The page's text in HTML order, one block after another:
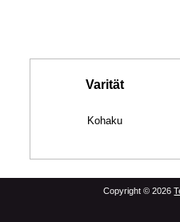
Varität
Kohaku
Copyright © 2026